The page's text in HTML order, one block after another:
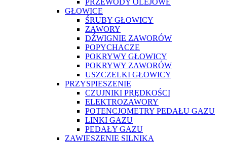
PRZEWODY OLEJOWE
GŁOWICE
ŚRUBY GŁOWICY
ZAWORY
DŹWIGNIE ZAWORÓW
POPYCHACZE
POKRYWY GŁOWICY
POKRYWY ZAWORÓW
USZCZELKI GŁOWICY
PRZYSPIESZENIE
CZUJNIKI PRĘDKOŚCI
ELEKTROZAWORY
POTENCJOMETRY PEDAŁU GAZU
LINKI GAZU
PEDAŁY GAZU
ZAWIESZENIE SILNIKA